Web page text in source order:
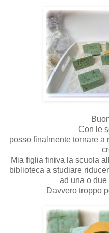
Con le
posso finalmente tornare a
Mia figlia finiva la scuola
biblioteca a studiare
ad una o due
Davvero troppo